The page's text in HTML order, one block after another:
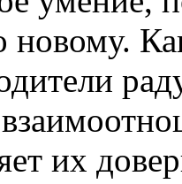
их